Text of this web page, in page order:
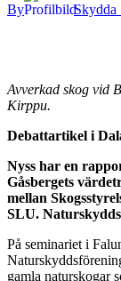
By Skydda
Avverkad skog vid
Kirppu.
Debattartikel i
Nyss har en
Gåsbergets
mellan
SLU.
På seminariet i
gamla naturskogar